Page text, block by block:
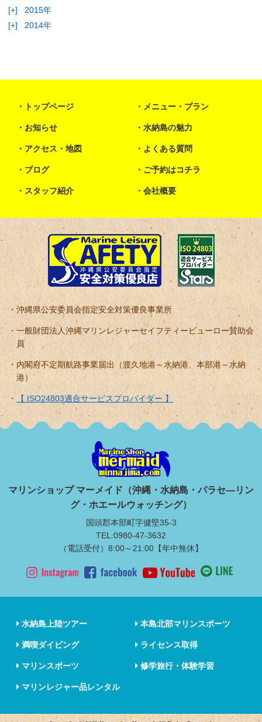
[+]
2015年
[+]
2014年
トップページ メニュー・プラン
お知らせ 水納島の魅力
アクセス・地図 よくある質問
ブログ ご予約はコチラ
スタッフ紹介 会社概要
沖縄県公安委員会指定安全対策優良事業所
一般財団法人沖縄マリンレジャーセイフティービューロー賛助会
員
内閣府不定期航路事業届出（渡久地港～水納港、本部港～水納
港）
【 ISO24803適合サービスプロバイダー 】
マリンショップ マーメイド（沖縄・水納島・パラセ―リン
グ・ホエールウォッチング）
国頭郡本部町字健堅35-3
TEL:0980-47-3632
（電話受付）8:00～21:00【年中無休】
水納島上陸ツアー 本島北部マリンスポーツ
満喫ダイビング ライセンス取得
マリンスポーツ 修学旅行・体験学習
マリンレジャー品レンタル